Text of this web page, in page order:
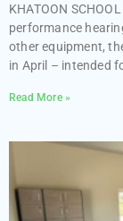
KHATOON
performance
other equipment,
in April – intended
Read More »